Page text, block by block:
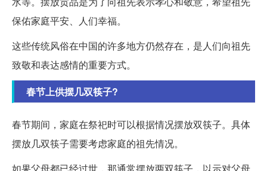
保佑家庭平安、人们幸福。
这些传统风俗在中国的许多地方仍然存在，是人们向祖先
致敬和表达感情的重要方式。
春节上供摆几双筷子?
春节期间，家庭在祭祀时可以根据情况摆放双筷子。具体
摆放几双筷子需要考虑家庭的祖先情况。